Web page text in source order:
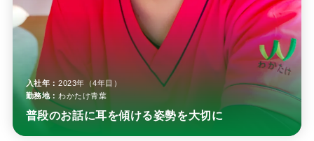
入社年： 2023年（4年目）
勤務地： わかたけ青葉
普段のお話に耳を傾ける姿勢を大切に